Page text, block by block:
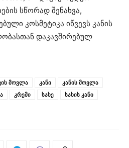
სწორად შენახვა,
კოსმეტიკა იწვევს კანის
დაკავშირებულ
მოვლა კანი
კანის მოვლა
კრემი სახე
სახის კანი